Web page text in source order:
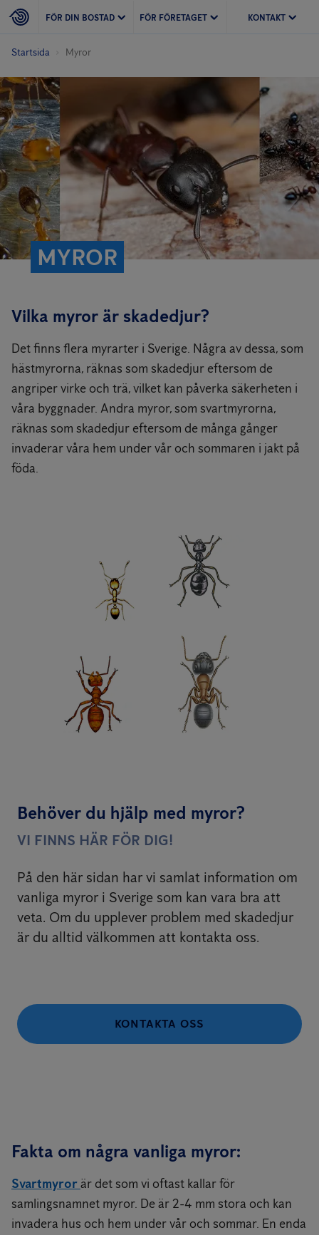
FÖR DIN BOSTAD FÖR FÖRETAGET KONTAKT
Startsida Myror
MYROR
Vilka myror är skadedjur?
Det finns flera myrarter i Sverige. Några av dessa, som
hästmyrorna, räknas som skadedjur eftersom de
angriper virke och trä, vilket kan påverka säkerheten i
våra byggnader. Andra myror, som svartmyrorna,
räknas som skadedjur eftersom de många gånger
invaderar våra hem under vår och sommaren i jakt på
föda.
Behöver du hjälp med myror?
VI FINNS HÄR FÖR DIG!
På den här sidan har vi samlat information om
vanliga myror i Sverige som kan vara bra att
veta. Om du upplever problem med skadedjur
är du alltid välkommen att kontakta oss.
KONTAKTA OSS
Fakta om några vanliga myror:
Svartmyrorär det som vi oftast kallar för
samlingsnamnet myror. De är 2-4 mm stora och kan
invadera hus och hem under vår och sommar. En enda